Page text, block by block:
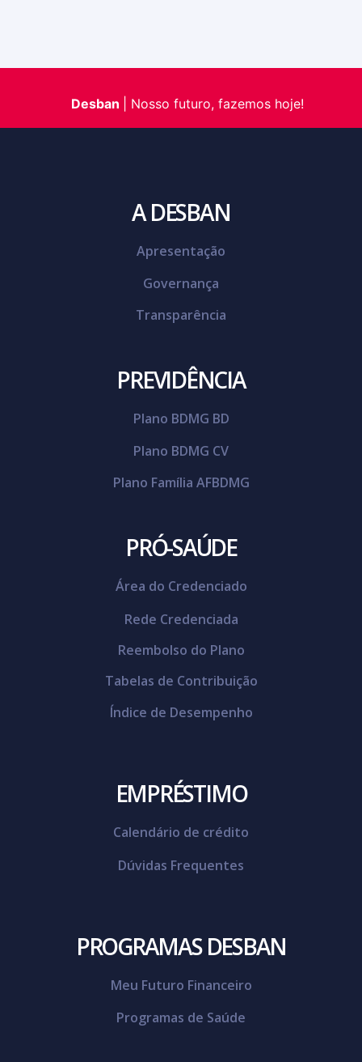
Desban Nosso futuro, fazemos hoje!
A DESBAN
Apresentação
Governança
Transparência
PREVIDÊNCIA
Plano BDMG BD
Plano BDMG CV
Plano Família AFBDMG
PRÓ-SAÚDE
Área do Credenciado
Rede Credenciada
Reembolso do Plano
Tabelas de Contribuição
Índice de Desempenho
EMPRÉSTIMO
Calendário de crédito
Dúvidas Frequentes
PROGRAMAS DESBAN
Meu Futuro Financeiro
Programas de Saúde